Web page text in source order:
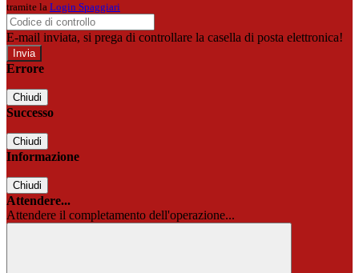
tramite la Login Spaggiari
E-mail inviata, si prega di controllare la casella di posta elettronica!
Errore
Chiudi
Successo
Chiudi
Informazione
Chiudi
Attendere...
Attendere il completamento dell'operazione...